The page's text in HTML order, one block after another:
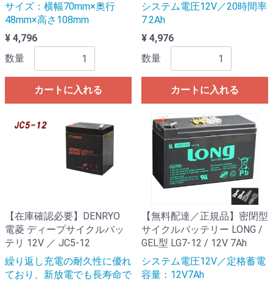
サイズ：横幅70mm×奥行
48mm×高さ108mm
¥ 4,796
数量
カートに入れる
システム電圧12V／20時間率
7.2Ah
¥ 4,976
数量
カートに入れる
【在庫確認必要】DENRYO
電菱 ディープサイクルバッ
テリ 12V ／ JC5-12
繰り返し充電の耐久性に優れ
ており、新放電でも長寿命で
【無料配達／正規品】密閉型
サイクルバッテリー LONG /
GEL型 LG7-12 / 12V 7Ah
システム電圧12V／定格蓄電
容量：12V7Ah